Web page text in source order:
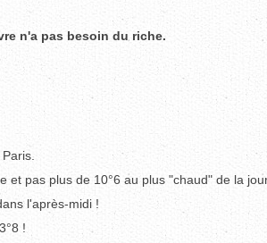
n'a pas besoin du riche.
et pas plus de 10°6 au plus "chaud" de la
l'après-midi !
!